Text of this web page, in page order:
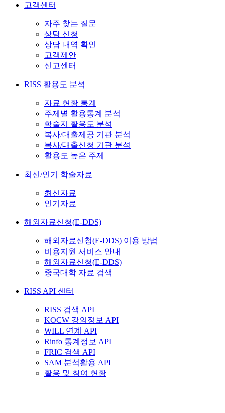
고객센터
자주 찾는 질문
상담 신청
상담 내역 확인
고객제안
신고센터
RISS 활용도 분석
자료 현황 통계
주제별 활용통계 분석
학술지 활용도 분석
복사/대출제공 기관 분석
복사/대출신청 기관 분석
활용도 높은 주제
최신/인기 학술자료
최신자료
인기자료
해외자료신청(E-DDS)
해외자료신청(E-DDS) 이용 방법
비용지원 서비스 안내
해외자료신청(E-DDS)
중국대학 자료 검색
RISS API 센터
RISS 검색 API
KOCW 강의정보 API
WILL 연계 API
Rinfo 통계정보 API
FRIC 검색 API
SAM 분석활용 API
활용 및 참여 현황